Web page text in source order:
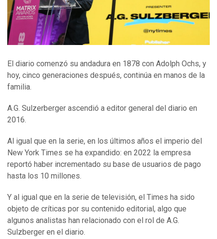
El diario comenzó su andadura en 1878 con Adolph Ochs, y
hoy, cinco generaciones después, continúa en manos de la
familia.
A.G. Sulzerberger ascendió a editor general del diario en
2016.
Al igual que en la serie, en los últimos años el imperio del
New York Times se ha expandido: en 2022 la empresa
reportó haber incrementado su base de usuarios de pago
hasta los 10 millones.
Y al igual que en la serie de televisión, el Times ha sido
objeto de críticas por su contenido editorial, algo que
algunos analistas han relacionado con el rol de A.G.
Sulzberger en el diario.